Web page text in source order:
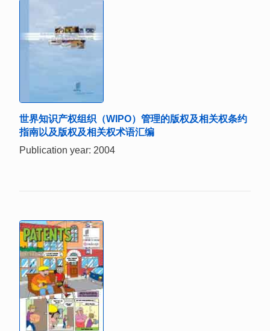
世界知识产权组织（WIPO）管理的版权及相关权条约
指南以及版权及相关权术语汇编
Publication year: 2004